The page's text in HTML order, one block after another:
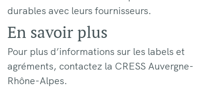
durables avec leurs fournisseurs.
En savoir plus
Pour plus d’informations sur les labels et
agréments, contactez la CRESS Auvergne-
Rhône-Alpes.